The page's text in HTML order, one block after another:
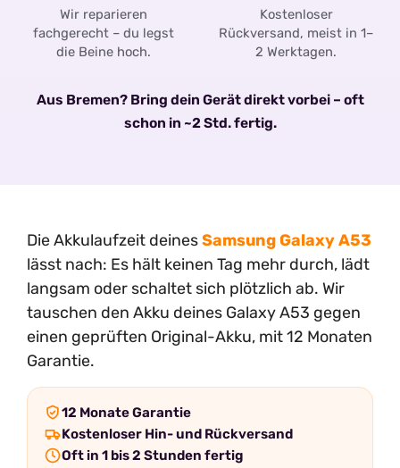
Wir reparieren
fachgerecht – du legst
die Beine hoch.
Kostenloser
Rückversand, meist in 1–
2 Werktagen.
Aus Bremen? Bring dein Gerät direkt vorbei – oft
schon in ~2 Std. fertig.
Die Akkulaufzeit deinesSamsung Galaxy A53
lässt nach: Es hält keinen Tag mehr durch, lädt
langsam oder schaltet sich plötzlich ab. Wir
tauschen den Akku deines Galaxy A53 gegen
einen geprüften Original-Akku, mit 12 Monaten
Garantie.
12 Monate Garantie
Kostenloser Hin- und Rückversand
Oft in 1 bis 2 Stunden fertig